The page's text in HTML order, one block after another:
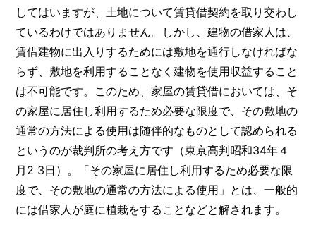
してはいますが、土地について賃貸借契約を取り交わし
ているわけではありません。しかし、建物の借家人は、
賃借建物に出入りするためには敷地を通行しなければな
らず、敷地を利用することなく建物を使用収益すること
は不可能です。このため、家屋の賃貸借においては、そ
の家屋に居住し利用するため必要な限度で、その敷地の
通常の方法による使用は随伴的なものとして認められる
というのが裁判所の考え方です（東京高判昭和34年４
月2 3日）。「その家屋に居住し利用するため必要な限
度で、その敷地の通常の方法による使用」とは、一般的
には借家人が庭に植栽をすることなどと解されます。